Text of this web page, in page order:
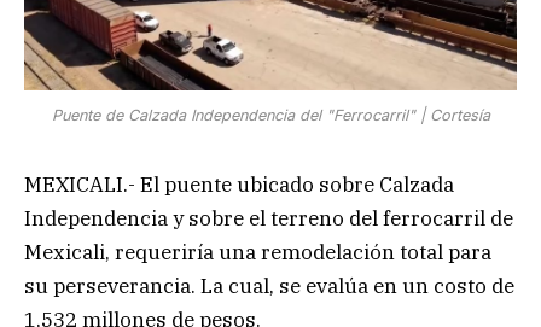
Puente de Calzada Independencia del "Ferrocarril" | Cortesía
MEXICALI.- El puente ubicado sobre Calzada
Independencia y sobre el terreno del ferrocarril de
Mexicali, requeriría una remodelación total para
su perseverancia. La cual, se evalúa en un costo de
1,532 millones de pesos.